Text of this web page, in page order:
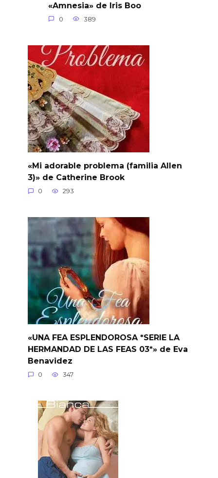
«Amnesia» de Iris Boo
0 389
«Mi adorable problema (familia Allen
3)» de Catherine Brook
0 293
«UNA FEA ESPLENDOROSA *SERIE LA
HERMANDAD DE LAS FEAS 03*» de Eva
Benavidez
0 347